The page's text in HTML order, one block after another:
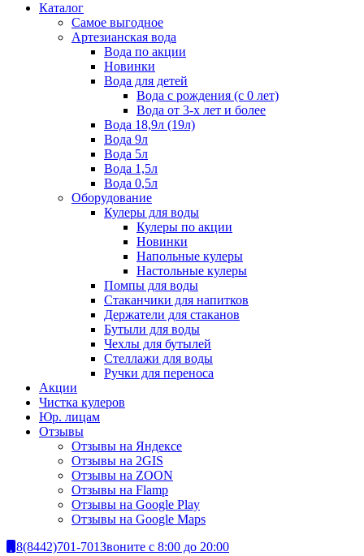
Каталог
Самое выгодное
Артезианская вода
Вода по акции
Новинки
Вода для детей
Вода с рождения (с 0 лет)
Вода от 3-х лет и более
Вода 18,9л (19л)
Вода 9л
Вода 5л
Вода 1,5л
Вода 0,5л
Оборудование
Кулеры для воды
Кулеры по акции
Новинки
Напольные кулеры
Настольные кулеры
Помпы для воды
Стаканчики для напитков
Держатели для стаканов
Бутыли для воды
Чехлы для бутылей
Стеллажи для воды
Ручки для переноса
Акции
Чистка кулеров
Юр. лицам
Отзывы
Отзывы на Яндексе
Отзывы на 2GIS
Отзывы на ZOON
Отзывы на Flamp
Отзывы на Google Play
Отзывы на Google Maps
8(8442)701-701Звоните с 8:00 до 20:00